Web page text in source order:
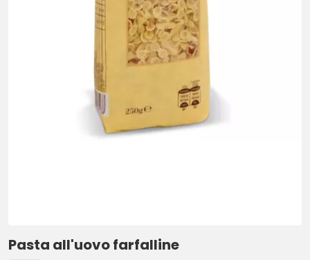
Pasta all'uovo farfalline